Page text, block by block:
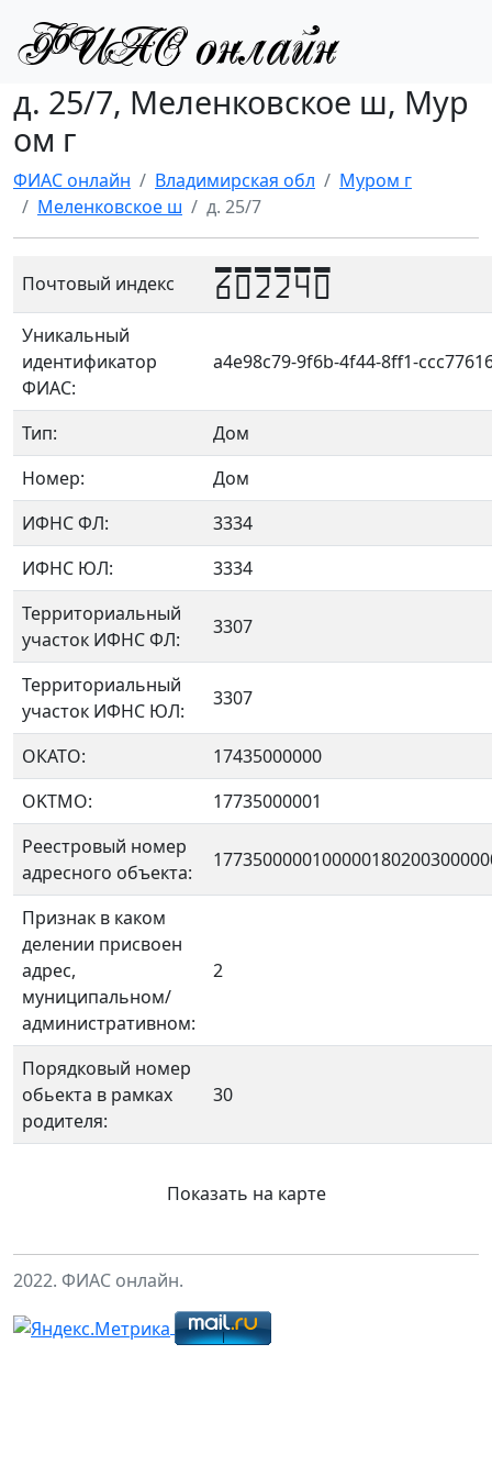
д. 25/7, Меленковское ш, Мур
ом г
ФИАС онлайн Владимирская обл
Муром г
Меленковское ш
д. 25/7
Почтовый индекс 602240
Уникальный
идентификатор
ФИАС:
a4e98c79-9f6b-4f44-8ff1-
Тип:
Дом
Номер:
Дом
ИФНС ФЛ:
3334
ИФНС ЮЛ:
3334
Территориальный
участок ИФНС ФЛ:
3307
Территориальный
участок ИФНС ЮЛ:
3307
ОКАТО:
17435000000
OKTMO:
17735000001
Реестровый номер
адресного объекта:
Признак в каком
делении присвоен
адрес,
муниципальном/
административном:
2
Порядковый номер
обьекта в рамках
родителя:
30
Показать на карте
2022. ФИАС онлайн.